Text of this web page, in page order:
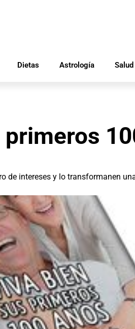
Dietas Astrología Salud
de intereses y lo transformanen